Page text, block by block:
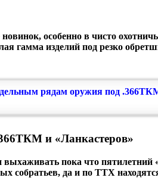
особенно в чисто
гамма изделий под резко
рядам оружия под .366ТКМ
и «Ланкастеров»
пока что
собратьев, да и по ТТХ